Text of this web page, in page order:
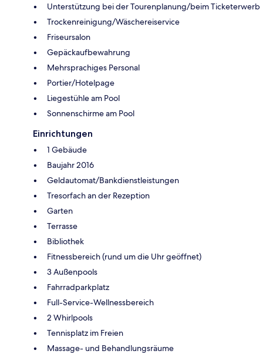
Unterstützung bei der Tourenplanung/beim Ticketerwerb
Trockenreinigung/Wäschereiservice
Friseursalon
Gepäckaufbewahrung
Mehrsprachiges Personal
Portier/Hotelpage
Liegestühle am Pool
Sonnenschirme am Pool
Einrichtungen
1 Gebäude
Baujahr 2016
Geldautomat/Bankdienstleistungen
Tresorfach an der Rezeption
Garten
Terrasse
Bibliothek
Fitnessbereich (rund um die Uhr geöffnet)
3 Außenpools
Fahrradparkplatz
Full-Service-Wellnessbereich
2 Whirlpools
Tennisplatz im Freien
Massage- und Behandlungsräume